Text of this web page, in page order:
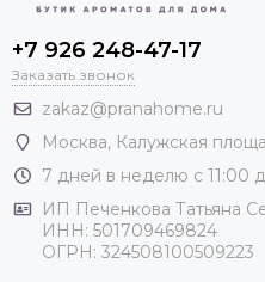
+7 926 248-47-17
Заказать звонок
zakaz@pranahome.ru
Москва, Калужская
7 дней в неделю с 11:00
ИП Печенкова Татьяна
ИНН: 501709469824
ОГРН: 324508100509223